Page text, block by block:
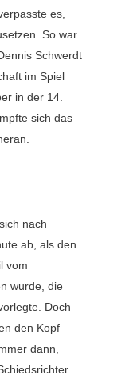
es,
So war
Schwerdt
im Spiel
in der 14.
sich das
nach
ab, als den
vom
wurde, die
Doch
den Kopf
dann,